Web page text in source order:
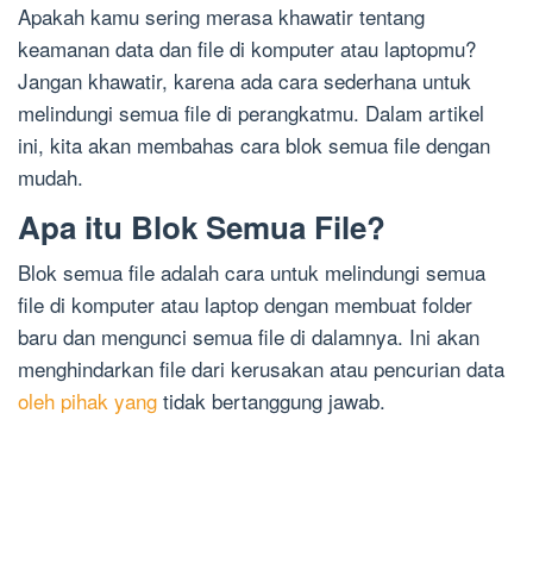
Apakah kamu sering merasa khawatir tentang
keamanan data dan file di komputer atau laptopmu?
Jangan khawatir, karena ada cara sederhana untuk
melindungi semua file di perangkatmu. Dalam artikel
ini, kita akan membahas cara blok semua file dengan
mudah.
Apa itu Blok Semua File?
Blok semua file adalah cara untuk melindungi semua
file di komputer atau laptop dengan membuat folder
baru dan mengunci semua file di dalamnya. Ini akan
menghindarkan file dari kerusakan atau pencurian data
oleh pihak yang tidak bertanggung jawab.